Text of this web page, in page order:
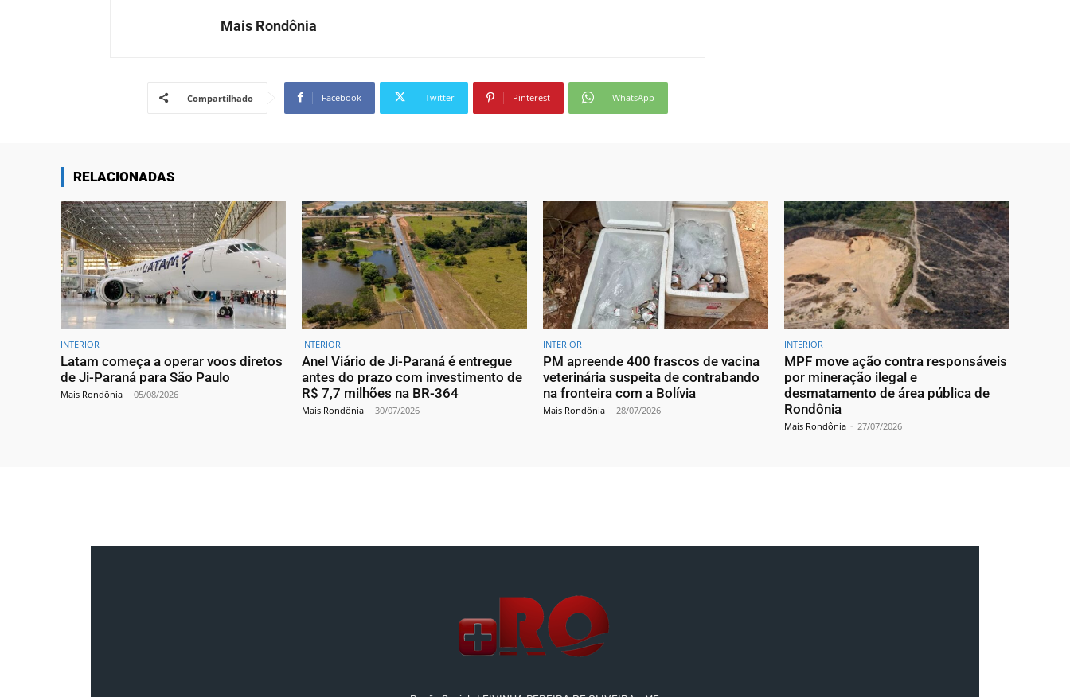
Mais Rondônia
Compartilhado Facebook Twitter Pinterest WhatsApp
RELACIONADAS
INTERIOR
Latam começa a operar voos diretos
de Ji-Paraná para São Paulo
Mais Rondônia - 05/08/2026
INTERIOR
Anel Viário de Ji-Paraná é entregue
antes do prazo com investimento de
R$ 7,7 milhões na BR-364
Mais Rondônia - 30/07/2026
INTERIOR
PM apreende 400 frascos de vacina
veterinária suspeita de contrabando
na fronteira com a Bolívia
Mais Rondônia - 28/07/2026
INTERIOR
MPF move ação contra responsáveis
por mineração ilegal e
desmatamento de área pública de
Rondônia
Mais Rondônia - 27/07/2026